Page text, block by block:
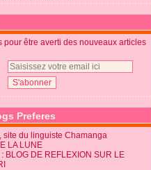
pour être averti des nouveaux articles
Preferes
site du linguiste Chamanga
LA LUNE
BLOG DE REFLEXION SUR LE